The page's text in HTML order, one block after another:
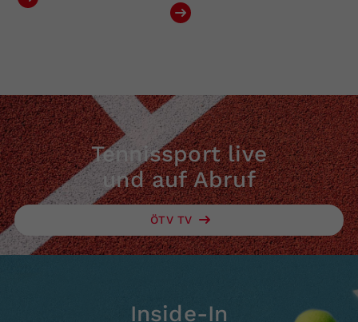
Tennissport live
und auf Abruf
ÖTV TV
Inside-In